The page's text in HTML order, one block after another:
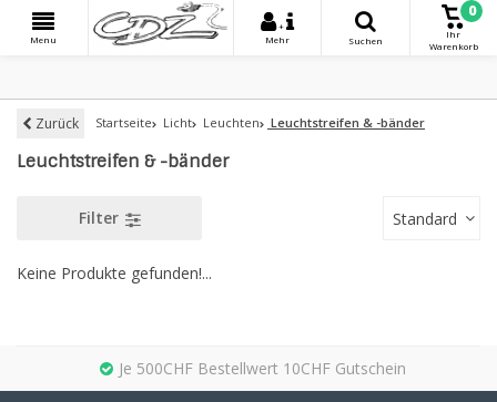
Menu
+
Mehr
Suchen
0
Ihr
Warenkorb
Zurück Startseite Licht Leuchten Leuchtstreifen & -bänder
Leuchtstreifen & -bänder
Filter Standard
Keine Produkte gefunden!...
Je 500CHF Bestellwert 10CHF Gutschein